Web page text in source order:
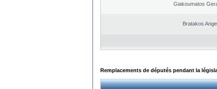
Giakoumatos
Bratakos
Remplacements de députés pendant la